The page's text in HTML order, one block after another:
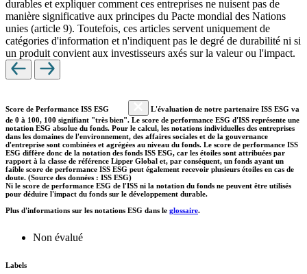
durables et expliquer comment ces entreprises ne nuisent pas de
manière significative aux principes du Pacte mondial des Nations
unies (article 9). Toutefois, ces articles servent uniquement de
catégories d'information et n'indiquent pas le degré de durabilité ni si
un produit convient aux investisseurs axés sur la valeur ou l'impact.
Score de Performance ISS ESG
L'évaluation de notre partenaire ISS ESG va
de 0 à 100, 100 signifiant "très bien". Le score de performance ESG d'ISS représente une
notation ESG absolue du fonds. Pour le calcul, les notations individuelles des entreprises
dans les domaines de l'environnement, des affaires sociales et de la gouvernance
d'entreprise sont combinées et agrégées au niveau du fonds. Le score de performance ISS
ESG diffère donc de la notation des fonds ISS ESG, car les étoiles sont attribuées par
rapport à la classe de référence Lipper Global et, par conséquent, un fonds ayant un
faible score de performance ISS ESG peut également recevoir plusieurs étoiles en cas de
doute. (Source des données : ISS ESG)
Ni le score de performance ESG de l'ISS ni la notation du fonds ne peuvent être utilisés
pour déduire l'impact du fonds sur le développement durable.
Plus d'informations sur les notations ESG dans le glossaire.
Non évalué
Labels